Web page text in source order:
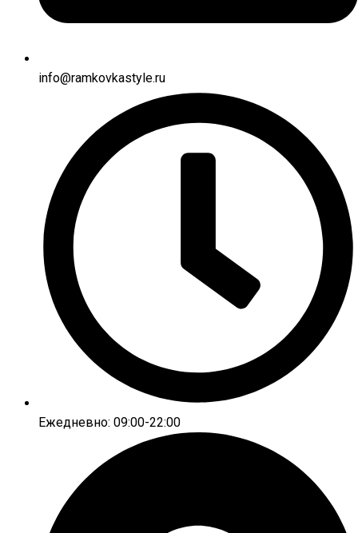
info@ramkovkastyle.ru
Ежедневно: 09:00-22:00